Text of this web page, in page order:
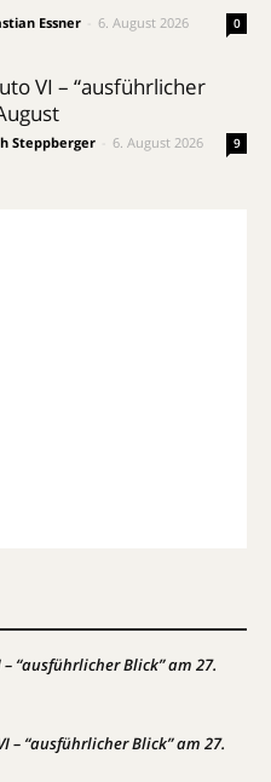
Essner 6. August 2026 0
VI – “ausführlicher
Steppberger 6. August 2026 9
“ausführlicher Blick” am 27.
– “ausführlicher Blick” am 27.